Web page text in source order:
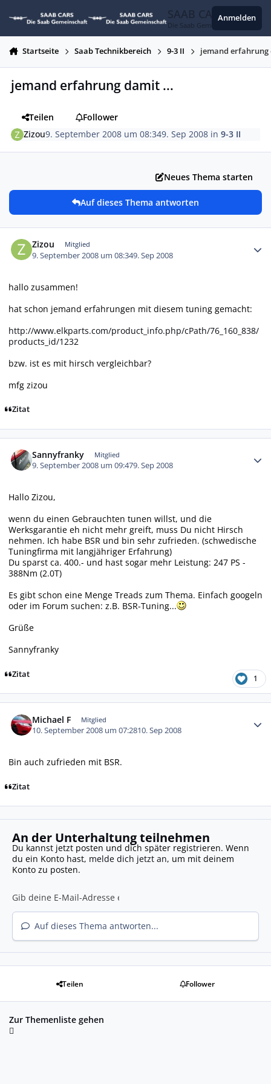
SAAB CARS
Die Saab Gemeinschaft
Anmelden
Startseite Saab Technikbereich 9-3 II jemand
jemand erfahrung damit ...
Teilen
Follower
Zizou9. September 2008 um 08:349. Sep 2008 in9-3 II
Neues Thema starten
Auf dieses Thema antworten
Zizou Mitglied
9. September 2008 um 08:349. Sep 2008
hallo zusammen!
hat schon jemand erfahrungen mit diesem tuning gemacht:
http://www.elkparts.com/product_info.php/cPath/76_160_838/
products_id/1232
bzw. ist es mit hirsch vergleichbar?
mfg zizou
Zitat
Sannyfranky Mitglied
9. September 2008 um 09:479. Sep 2008
Hallo Zizou,
wenn du einen Gebrauchten tunen willst, und die
Werksgarantie eh nicht mehr greift, muss Du nicht Hirsch
nehmen. Ich habe BSR und bin sehr zufrieden. (schwedische
Tuningfirma mit langjähriger Erfahrung)
Du sparst ca. 400.- und hast sogar mehr Leistung: 247 PS -
388Nm (2.0T)
Es gibt schon eine Menge Treads zum Thema. Einfach googeln
oder im Forum suchen: z.B. BSR-Tuning...
Grüße
Sannyfranky
Zitat 1
Michael F Mitglied
10. September 2008 um 07:2810. Sep 2008
Bin auch zufrieden mit BSR.
Zitat
An der Unterhaltung teilnehmen
Du kannst jetzt posten und dich später registrieren. Wenn
du ein Konto hast, melde dich jetzt an, um mit deinem
Konto zu posten.
Auf dieses Thema antworten...
Teilen Follower
Zur Themenliste gehen